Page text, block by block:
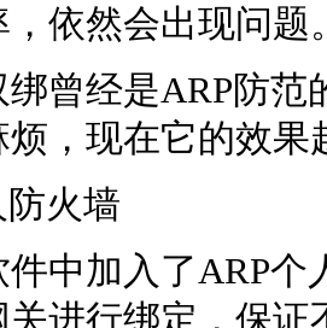
依然会出现问题
绑曾经是ARP防
烦，现在它的效果
火墙
中加入了ARP
进行绑定，保